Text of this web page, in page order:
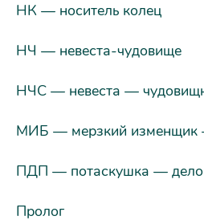
НК — носитель колец
НЧ — невеста-чудовище
НЧС — невеста —
МИБ — мерзкий изменщик
ПДП — потаскушка —
Пролог